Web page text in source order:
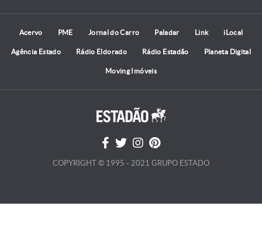
Acervo PME Jornal do Carro Paladar Link iLocal
Agência Estado Rádio Eldorado Rádio Estadão Planeta Digital
Moving Imóveis
COPYRIGHT © 1995 - 2021 GRUPO ESTADO